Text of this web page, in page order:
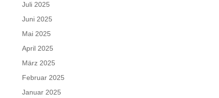
Juli 2025
Juni 2025
Mai 2025
April 2025
März 2025
Februar 2025
Januar 2025